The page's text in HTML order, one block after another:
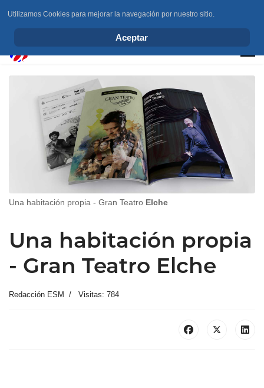
Una habitación propia - Gran Teatro Elche
Una habitación propia
- Gran Teatro Elche
Redacción ESM Visitas: 784
Utilizamos Cookies para mejorar la navegación por nuestro sitio.
Aceptar